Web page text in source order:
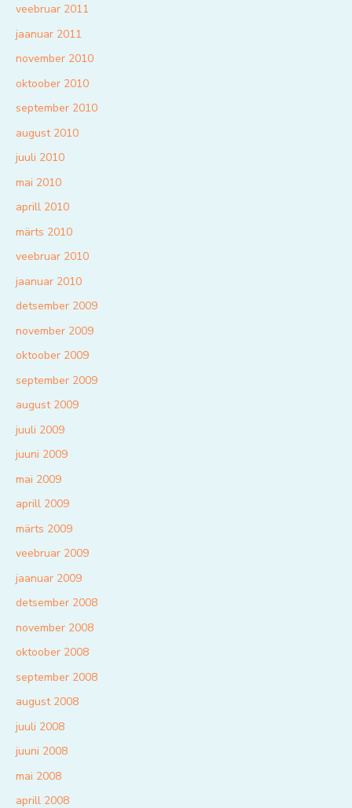
veebruar 2011
jaanuar 2011
november 2010
oktoober 2010
september 2010
august 2010
juuli 2010
mai 2010
aprill 2010
märts 2010
veebruar 2010
jaanuar 2010
detsember 2009
november 2009
oktoober 2009
september 2009
august 2009
juuli 2009
juuni 2009
mai 2009
aprill 2009
märts 2009
veebruar 2009
jaanuar 2009
detsember 2008
november 2008
oktoober 2008
september 2008
august 2008
juuli 2008
juuni 2008
mai 2008
aprill 2008